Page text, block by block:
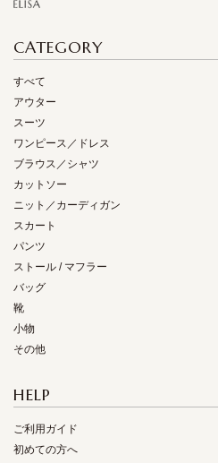
CATEGORY
すべて
アウター
スーツ
ワンピース／ドレス
ブラウス／シャツ
カットソー
ニット／カーディガン
スカート
パンツ
ストール / マフラー
バッグ
靴
小物
その他
HELP
ご利用ガイド
初めての方へ